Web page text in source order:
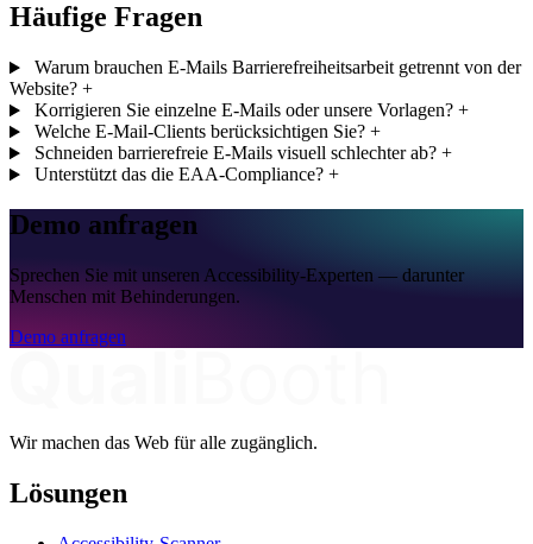
Häufige Fragen
Warum brauchen E-Mails Barrierefreiheitsarbeit getrennt von der
Website? +
Korrigieren Sie einzelne E-Mails oder unsere Vorlagen? +
Welche E-Mail-Clients berücksichtigen Sie? +
Schneiden barrierefreie E-Mails visuell schlechter ab? +
Unterstützt das die EAA-Compliance? +
Demo anfragen
Sprechen Sie mit unseren Accessibility-Experten — darunter
Menschen mit Behinderungen.
Demo anfragen
Wir machen das Web für alle zugänglich.
Lösungen